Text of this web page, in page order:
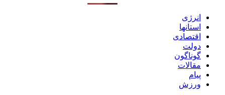
انرژی
استانها
اقتصادی
دولت
گوناگون
مقالات
پیام
ورزش